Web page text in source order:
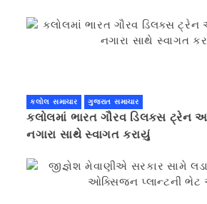
કલોલ સમાચાર ગુજરાત સમાચાર
કલોલમાં ભારત ગૌરવ ડિલક્સ ટ્રેન
નગારા સાથે સ્વાગત કરાયું